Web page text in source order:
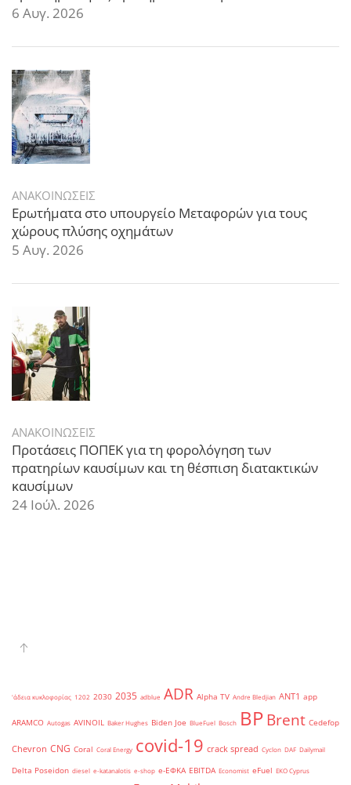
6 Αυγ. 2026
ΑΝΑΚΟΙΝΩΣΕΙΣ
Ερωτήματα στο υπουργείο Μεταφορών για τους
χώρους πλύσης οχημάτων
5 Αυγ. 2026
ΑΝΑΚΟΙΝΩΣΕΙΣ
Προτάσεις ΠΟΠΕΚ για τη φορολόγηση των
πρατηρίων καυσίμων και τη θέσπιση διατακτικών
καυσίμων
24 Ιούλ. 2026
'άδεια κυκλοφορίας 1202 2030 2035 adblue ADR Alpha TV Andre Bledjian ANT1 app
ARAMCO Autogas AVINOIL Baker Hughes Biden Joe BlueFuel Bosch BPBrent Cedefop
Chevron CNG Coral Coral Energy covid-19 crack spread Cyclon DAF Dailymail
Delta Poseidon diesel e-katanalotis e-shop e-ΕΦΚΑ EBITDA Economist eFuel EKO Cyprus